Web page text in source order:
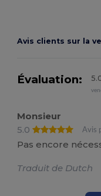
Avis clients sur la
Évaluation:
Monsieur
5.0
Avis
Pas encore
Traduit de Dutch